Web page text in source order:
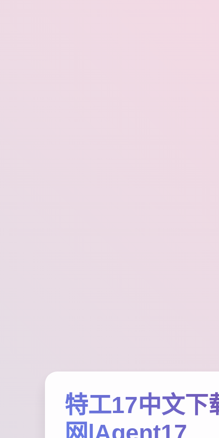
特工17中文下
网|Agent17